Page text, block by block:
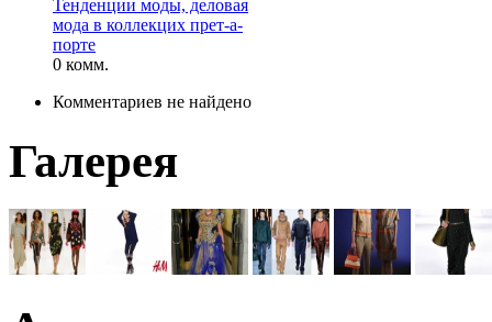
Тенденции моды, деловая
мода в коллекцих прет-а-
порте
0 комм.
Комментариев не найдено
Галерея